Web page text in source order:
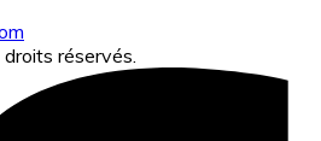
réservés.